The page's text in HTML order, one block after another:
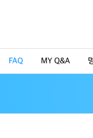
FAQ MY Q&A